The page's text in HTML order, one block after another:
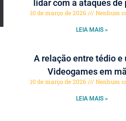
lidar com a ataques de
10 de março de 2026 Nenhum
LEIA MAIS »
A relação entre tédio e
Videogames em
10 de março de 2026 Nenhum
LEIA MAIS »